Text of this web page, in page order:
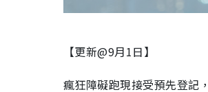
【更新@9月1日】
瘋狂障礙跑現接受預先登記